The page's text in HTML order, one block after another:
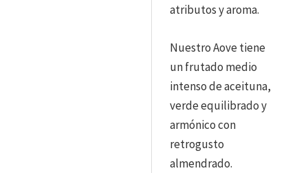
atributos y aroma.
Nuestro Aove tiene
un frutado medio
intenso de aceituna,
verde equilibrado y
armónico con
retrogusto
almendrado.